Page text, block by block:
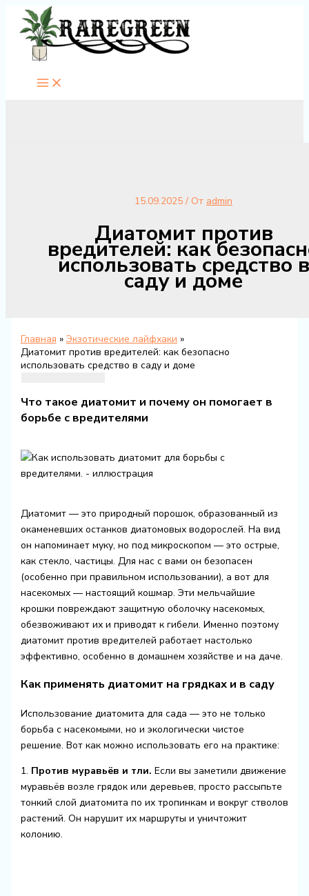
Перейти
содержимому
15.09.2025 / От admin
Диатомит против
вредителей: как
использовать средство в
саду и доме
Главная
Экзотические лайфхаки
Диатомит против вредителей: как безопасно
использовать средство в саду и доме
Что такое диатомит и почему он помогает в
борьбе с вредителями
Диатомит — это природный порошок, образованный из
окаменевших останков диатомовых водорослей. На вид
он напоминает муку, но под микроскопом — это острые,
как стекло, частицы. Для нас с вами он безопасен
(особенно при правильном использовании), а вот для
насекомых — настоящий кошмар. Эти мельчайшие
крошки повреждают защитную оболочку насекомых,
обезвоживают их и приводят к гибели. Именно поэтому
диатомит против вредителей работает настолько
эффективно, особенно в домашнем хозяйстве и на даче.
Как применять диатомит на грядках и в саду
Использование диатомита для сада — это не только
борьба с насекомыми, но и экологически чистое
решение. Вот как можно использовать его на практике:
1. Против муравьёв и тли. Если вы заметили движение
муравьёв возле грядок или деревьев, просто рассыпьте
тонкий слой диатомита по их тропинкам и вокруг стволов
растений. Он нарушит их маршруты и уничтожит
колонию.